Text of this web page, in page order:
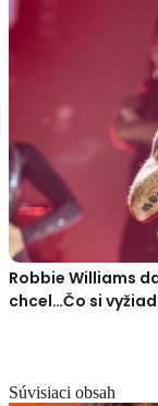
Robbie Williams
chcel…Čo si
Súvisiaci obsah